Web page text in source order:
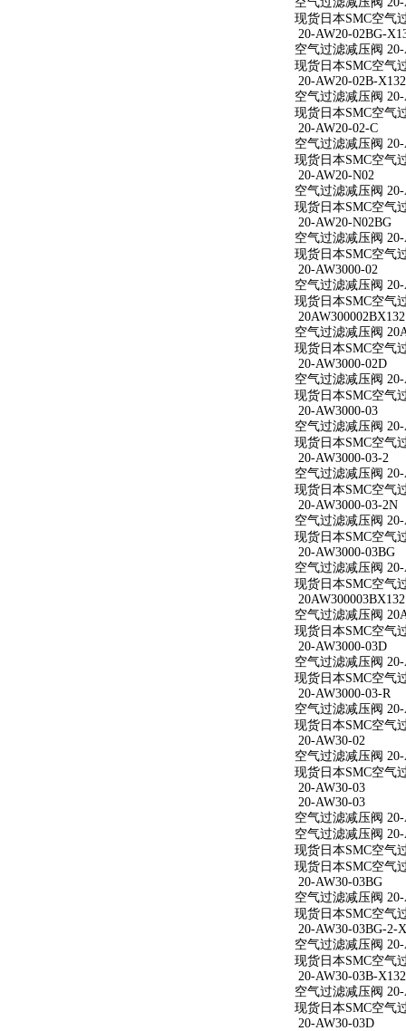
现货日本SMC空气
20-AW20-02BG-
空气过滤减压阀
现货日本SMC空气
20-AW20-02B-X132
空气过滤减压阀
现货日本SMC空气
20-AW20-02-C
空气过滤减压阀 20-
现货日本SMC空气
20-AW20-N02
空气过滤减压阀
现货日本SMC空气
20-AW20-N02BG
空气过滤减压阀
现货日本SMC空气
20-AW3000-02
空气过滤减压阀 20-
现货日本SMC空气
20AW300002BX132
空气过滤减压阀
现货日本SMC空气
20-AW3000-02D
空气过滤减压阀 20-
现货日本SMC空气
20-AW3000-03
空气过滤减压阀 20-
现货日本SMC空气
20-AW3000-03-2
空气过滤减压阀 20-
现货日本SMC空气
20-AW3000-03-2N
空气过滤减压阀
现货日本SMC空气
20-AW3000-03BG
空气过滤减压阀 20-
现货日本SMC空气
20AW300003BX132
空气过滤减压阀
现货日本SMC空气
20-AW3000-03D
空气过滤减压阀 20-
现货日本SMC空气
20-AW3000-03-R
空气过滤减压阀 20-
现货日本SMC空气
20-AW30-02
空气过滤减压阀 20-
现货日本SMC空气
20-AW30-03
20-AW30-03
空气过滤减压阀 20-
空气过滤减压阀 20-
现货日本SMC空气
现货日本SMC空气
20-AW30-03BG
空气过滤减压阀 20-
现货日本SMC空气
20-AW30-03BG-2-
空气过滤减压阀
现货日本SMC空气
20-AW30-03B-X132
空气过滤减压阀
现货日本SMC空气
20-AW30-03D